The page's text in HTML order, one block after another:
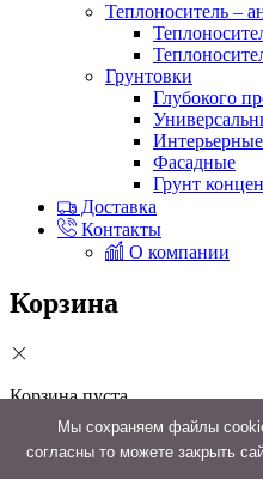
Теплоноситель –
Грунтовки
Глубокого
Интерьерные
Фасадные
Грунт
Доставка
Контакты
О компании
Корзина
Корзина пуста.
Закрыть
Главная
Категории
Мы cохраняем файлы
согласны то можете закрыть